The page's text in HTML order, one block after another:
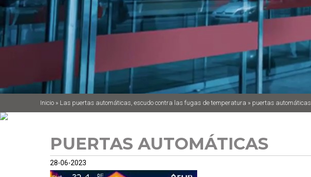
Inicio » Las puertas automáticas, escudo contra las fugas de temperatura » puertas automáticas
PUERTAS AUTOMÁTICAS
28-06-2023